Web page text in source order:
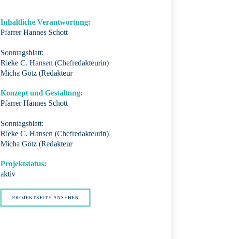
Inhaltliche Verantwortung:
Pfarrer Hannes Schott
Sonntagsblatt:
Rieke C. Hansen (Chefredakteurin)
Micha Götz (Redakteur
Konzept und Gestaltung:
Pfarrer Hannes Schott
Sonntagsblatt:
Rieke C. Hansen (Chefredakteurin)
Micha Götz (Redakteur
Projektstatus:
aktiv
PROJEKTSEITE ANSEHEN